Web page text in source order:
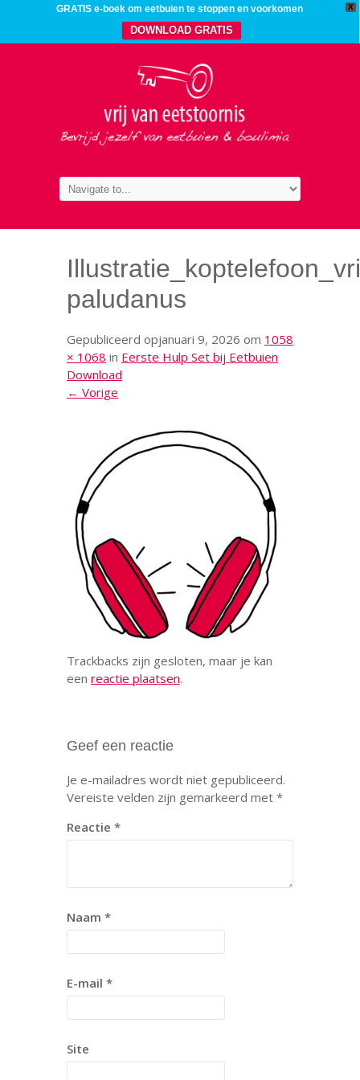
X
GRATIS e-boek om eetbuien te stoppen en voorkomen
DOWNLOAD GRATIS
paludanus
Gepubliceerd opjanuari 9, 2026 om 1058
× 1068 in Eerste Hulp Set bij Eetbuien
Download
← Vorige
Trackbacks zijn gesloten, maar je kan
een reactie plaatsen.
Geef een reactie
Je e-mailadres wordt niet gepubliceerd.
Vereiste velden zijn gemarkeerd met *
Reactie *
Naam *
E-mail *
Site